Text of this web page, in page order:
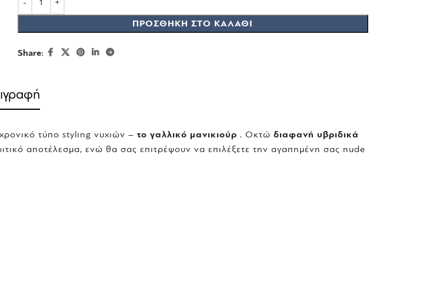
ΠΡΟΣΘΉΚΗ ΣΤΟ ΚΑΛΆΘΙ
Share:
τύπο styling νυχιών – το γαλλικό μανικιούρ . Οκτώ διαφανή υβριδικά
αποτέλεσμα, ενώ θα σας επιτρέψουν να επιλέξετε την αγαπημένη σας nude